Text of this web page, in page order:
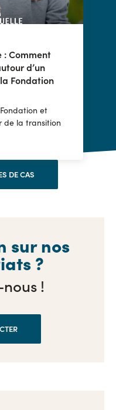
: Comment
d’un
Fondation
et
de la transition
DE CAS
sur nos
?
!